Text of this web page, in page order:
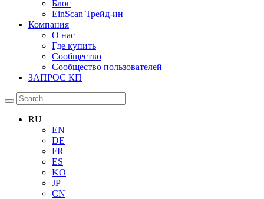
Блог
EinScan Трейд-ин
Компания
О нас
Где купить
Сообщество
Сообщество пользователей
ЗАПРОС КП
RU
EN
DE
FR
ES
KO
JP
CN